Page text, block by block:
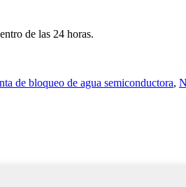
de las 24 horas.
de bloqueo de agua semiconductora,